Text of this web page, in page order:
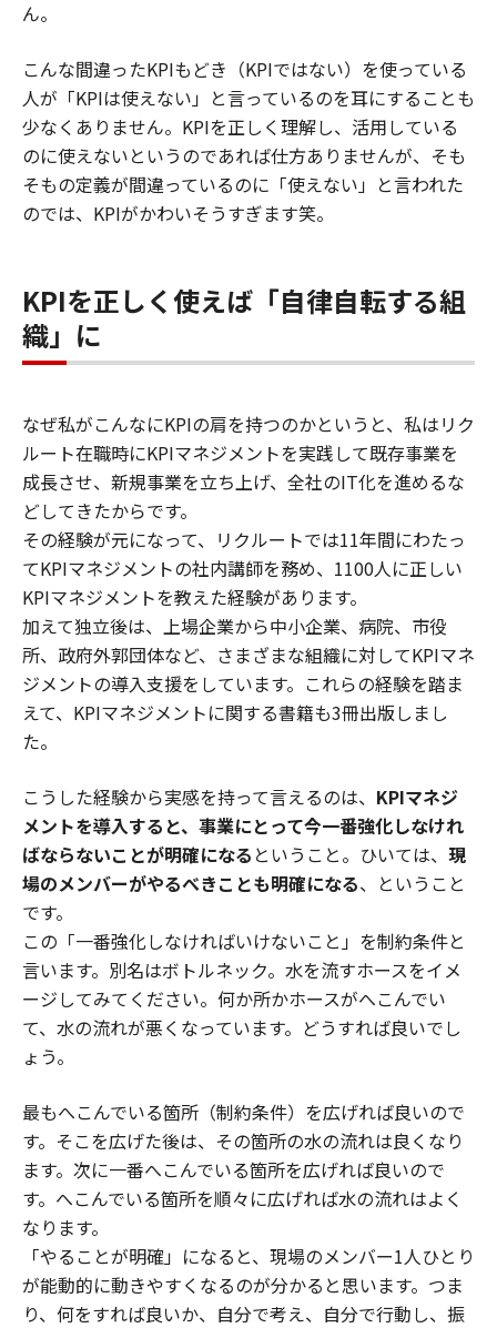
ん。
こんな間違ったKPIもどき（KPIではない）を使っている
人が「KPIは使えない」と言っているのを耳にすることも
少なくありません。KPIを正しく理解し、活用している
のに使えないというのであれば仕方ありませんが、そも
そもの定義が間違っているのに「使えない」と言われた
のでは、KPIがかわいそうすぎます笑。
KPIを正しく使えば「自律自転する組
織」に
なぜ私がこんなにKPIの肩を持つのかというと、私はリク
ルート在職時にKPIマネジメントを実践して既存事業を
成長させ、新規事業を立ち上げ、全社のIT化を進めるな
どしてきたからです。
その経験が元になって、リクルートでは11年間にわたっ
てKPIマネジメントの社内講師を務め、1100人に正しい
KPIマネジメントを教えた経験があります。
加えて独立後は、上場企業から中小企業、病院、市役
所、政府外郭団体など、さまざまな組織に対してKPIマネ
ジメントの導入支援をしています。これらの経験を踏ま
えて、KPIマネジメントに関する書籍も3冊出版しまし
た。
こうした経験から実感を持って言えるのは、 KPIマネジ
メントを導入すると、事業にとって今一番強化しなけれ
ばならないことが明確になる ということ。ひいては、 現
場のメンバーがやるべきことも明確になる、ということ
です。
この「一番強化しなければいけないこと」を制約条件と
言います。別名はボトルネック。水を流すホースをイメ
ージしてみてください。何か所かホースがへこんでい
て、水の流れが悪くなっています。どうすれば良いでし
ょう。
最もへこんでいる箇所（制約条件）を広げれば良いので
す。そこを広げた後は、その箇所の水の流れは良くなり
ます。次に一番へこんでいる箇所を広げれば良いので
す。へこんでいる箇所を順々に広げれば水の流れはよく
なります。
「やることが明確」になると、現場のメンバー1人ひとり
が能動的に動きやすくなるのが分かると思います。つま
り、何をすれば良いか、自分で考え、自分で行動し、振